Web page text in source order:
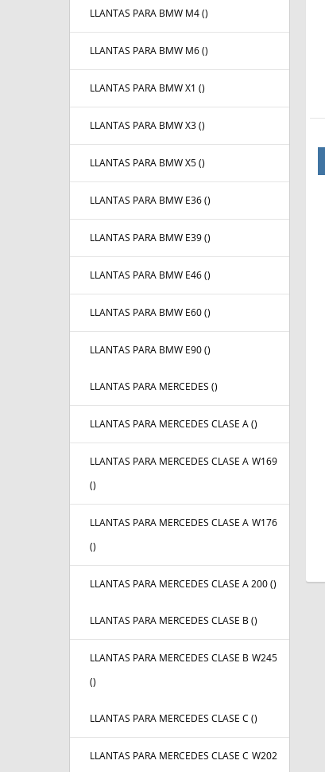
LLANTAS PARA BMW M4 ()
LLANTAS PARA BMW M6 ()
LLANTAS PARA BMW X1 ()
LLANTAS PARA BMW X3 ()
LLANTAS PARA BMW X5 ()
LLANTAS PARA BMW E36 ()
LLANTAS PARA BMW E39 ()
LLANTAS PARA BMW E46 ()
LLANTAS PARA BMW E60 ()
LLANTAS PARA BMW E90 ()
LLANTAS PARA MERCEDES ()
LLANTAS PARA MERCEDES CLASE A ()
LLANTAS PARA MERCEDES CLASE A W169
()
LLANTAS PARA MERCEDES CLASE A W176
()
LLANTAS PARA MERCEDES CLASE A 200 ()
LLANTAS PARA MERCEDES CLASE B ()
LLANTAS PARA MERCEDES CLASE B W245
()
LLANTAS PARA MERCEDES CLASE C ()
LLANTAS PARA MERCEDES CLASE C W202